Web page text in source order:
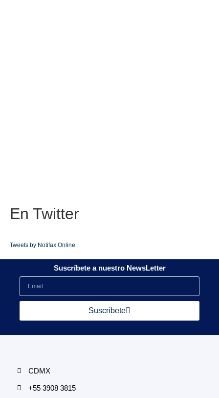
En Twitter
Tweets by Notifax Online
Suscríbete a nuestro NewsLetter
Suscríbete
CDMX
+55 3908 3815